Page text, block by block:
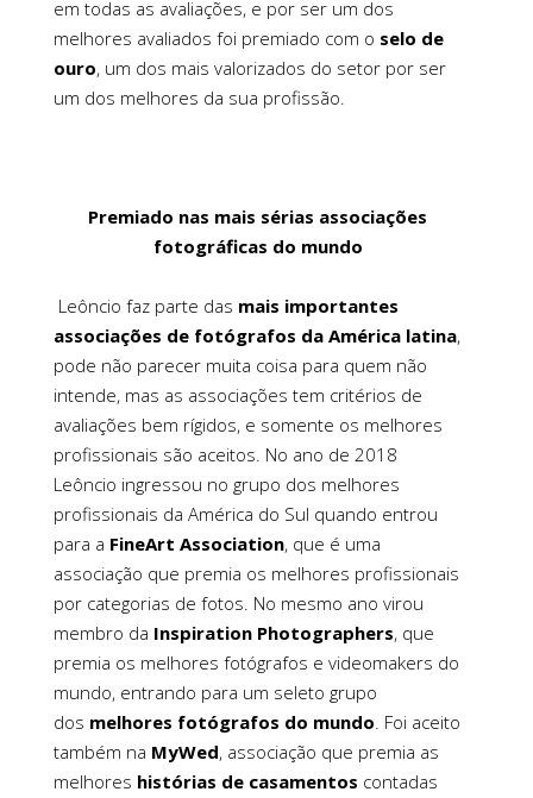
em todas as avaliações, e por ser um dos
melhores avaliados foi premiado com o selo de
ouro, um dos mais valorizados do setor por ser
um dos melhores da sua profissão.
Premiado nas mais sérias associações
fotográficas do mundo
Leôncio faz parte das mais importantes
associações de fotógrafos da América latina,
pode não parecer muita coisa para quem não
intende, mas as associações tem critérios de
avaliações bem rígidos, e somente os melhores
profissionais são aceitos. No ano de 2018
Leôncio ingressou no grupo dos melhores
profissionais da América do Sul quando entrou
para a FineArt Association, que é uma
associação que premia os melhores profissionais
por categorias de fotos. No mesmo ano virou
membro da Inspiration Photographers, que
premia os melhores fotógrafos e videomakers do
mundo, entrando para um seleto grupo
dos melhores fotógrafos do mundo. Foi aceito
também na MyWed, associação que premia as
melhores histórias de casamentos contadas